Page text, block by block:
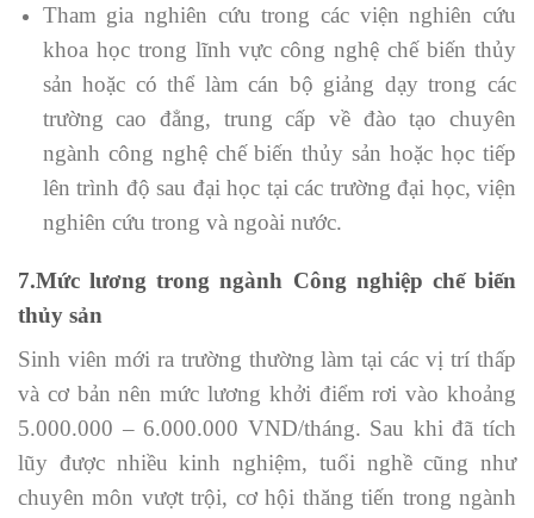
Tham gia nghiên cứu trong các viện nghiên cứu
khoa học trong lĩnh vực công nghệ chế biến thủy
sản hoặc có thể làm cán bộ giảng dạy trong các
trường cao đẳng, trung cấp về đào tạo chuyên
ngành công nghệ chế biến thủy sản hoặc học tiếp
lên trình độ sau đại học tại các trường đại học, viện
nghiên cứu trong và ngoài nước.
7.Mức lương trong ngành Công nghiệp chế biến
thủy sản
Sinh viên mới ra trường thường làm tại các vị trí thấp
và cơ bản nên mức lương khởi điểm rơi vào khoảng
5.000.000 – 6.000.000 VND/tháng. Sau khi đã tích
lũy được nhiều kinh nghiệm, tuổi nghề cũng như
chuyên môn vượt trội, cơ hội thăng tiến trong ngành